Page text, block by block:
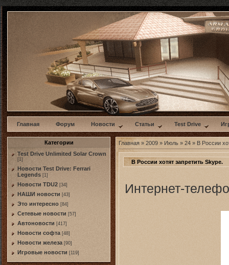
w
Главная Форум Новости Статьи Test Drive
Категории
Test Drive Unlimited Solar Crown
[1]
Новости Test Drive: Ferrari
Legends [1]
Новости TDU2 [34]
НАШИ новости [43]
Это интересно [84]
Сетевые новости [57]
Автоновости [417]
Новости софта [48]
Новоcти железа [90]
Игровые новости [119]
Главная » 2009 » Июль » 24 » В России
В России хотят запретить Skype.
Интернет-